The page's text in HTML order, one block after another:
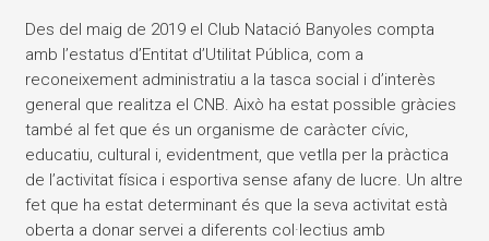
Des del maig de 2019 el Club Natació Banyoles compta
amb l’estatus d’Entitat d’Utilitat Pública, com a
reconeixement administratiu a la tasca social i d’interès
general que realitza el CNB. Això ha estat possible gràcies
també al fet que és un organisme de caràcter cívic,
educatiu, cultural i, evidentment, que vetlla per la pràctica
de l’activitat física i esportiva sense afany de lucre. Un altre
fet que ha estat determinant és que la seva activitat està
oberta a donar servei a diferents col·lectius amb